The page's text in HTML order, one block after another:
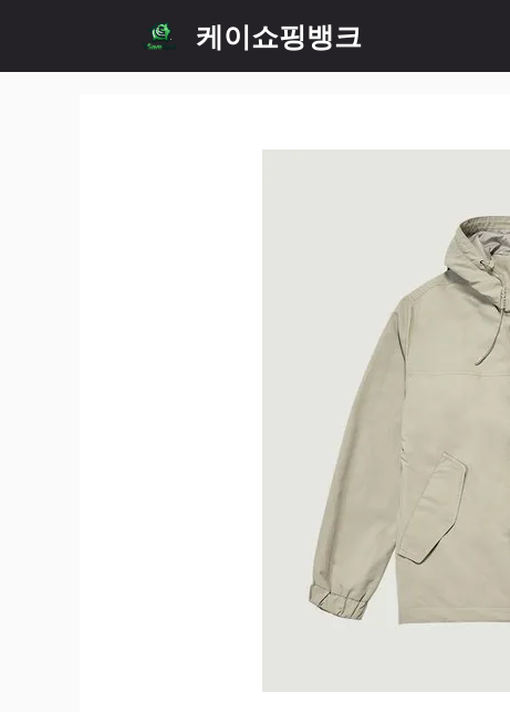
content
케이쇼핑뱅크